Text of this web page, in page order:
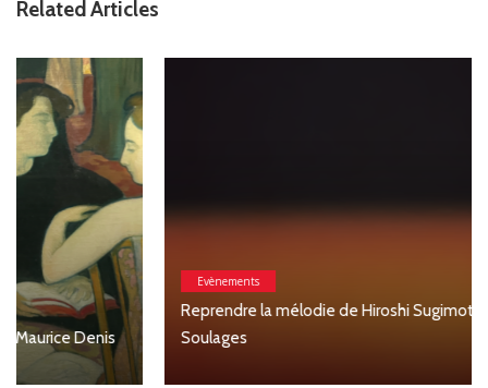
Related Articles
Evènements
Reprendre la mélodie de Hiroshi Sugimoto, Musée
Soulages